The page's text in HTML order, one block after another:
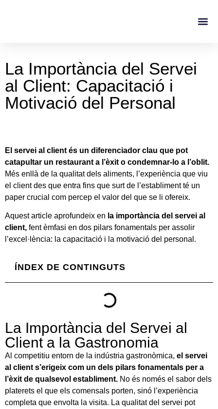
La Importància del Servei
al Client: Capacitació i
Motivació del Personal
El servei al client és un diferenciador clau que pot
catapultar un restaurant a l’èxit o condemnar-lo a l’oblit.
Més enllà de la qualitat dels aliments, l’experiència que viu
el client des que entra fins que surt de l’establiment té un
paper crucial com percep el valor del que se li ofereix.
Aquest article aprofundeix en la importància del servei al
client, fent èmfasi en dos pilars fonamentals per assolir
l’excel·lència: la capacitació i la motivació del personal.
ÍNDEX DE CONTINGUTS
La Importància del Servei al
Client a la Gastronomia
Al competitiu entorn de la indústria gastronòmica, el servei
al client s’erigeix ​​com un dels pilars fonamentals per a
l’èxit de qualsevol establiment. No és només el sabor dels
platerets el que els comensals porten, sinó l’experiència
completa que envolta la visita. La qualitat del servei pot